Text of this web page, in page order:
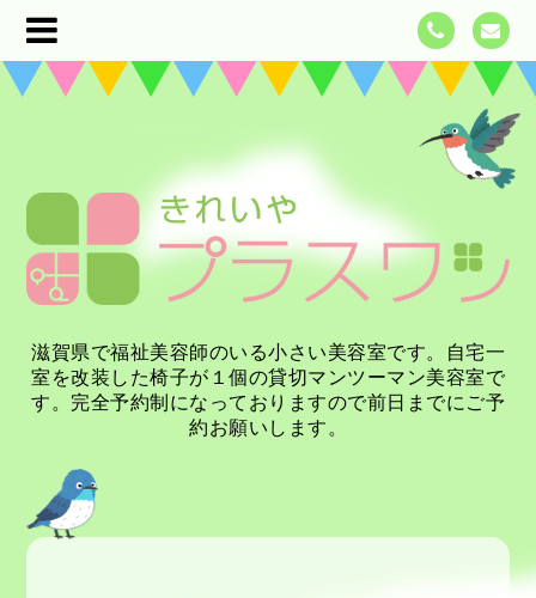
滋賀県で福祉美容師のいる小さい美容室です。自宅一
室を改装した椅子が１個の貸切マンツーマン美容室で
す。完全予約制になっておりますので前日までにご予
約お願いします。